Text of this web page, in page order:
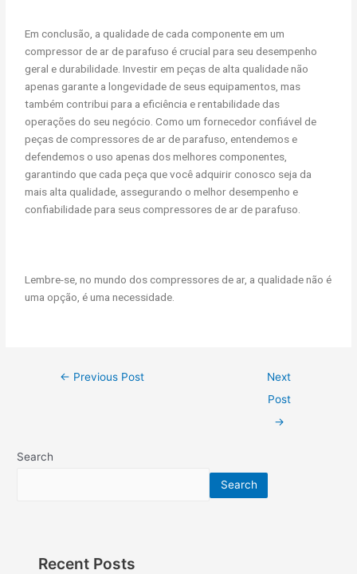
Em conclusão, a qualidade de cada componente em um
compressor de ar de parafuso é crucial para seu desempenho
geral e durabilidade. Investir em peças de alta qualidade não
apenas garante a longevidade de seus equipamentos, mas
também contribui para a eficiência e rentabilidade das
operações do seu negócio. Como um fornecedor confiável de
peças de compressores de ar de parafuso, entendemos e
defendemos o uso apenas dos melhores componentes,
garantindo que cada peça que você adquirir conosco seja da
mais alta qualidade, assegurando o melhor desempenho e
confiabilidade para seus compressores de ar de parafuso.
Lembre-se, no mundo dos compressores de ar, a qualidade não é
uma opção, é uma necessidade.
← Previous Post
Next
Post
→
Search
Search
Recent Posts